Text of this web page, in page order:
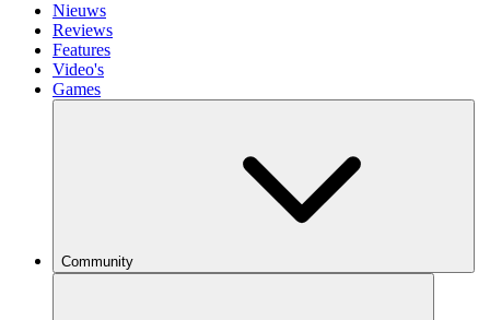
Nieuws
Reviews
Features
Video's
Games
Community